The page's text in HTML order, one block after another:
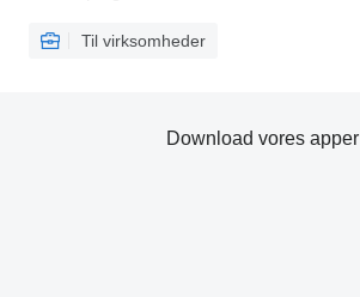
Til virksomheder
Download vores apper